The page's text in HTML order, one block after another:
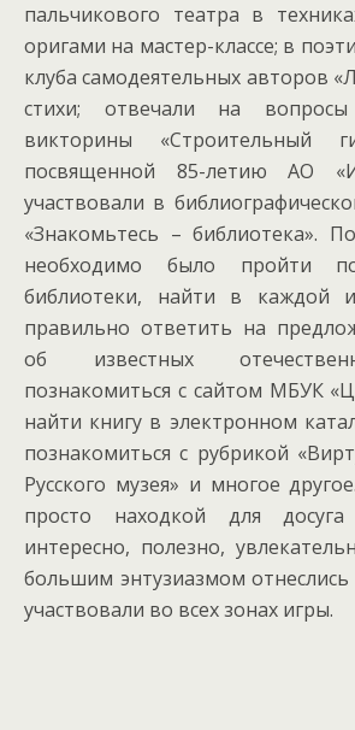
пальчикового театра в
оригами на мастер-классе; в
клуба самодеятельных авторов
стихи; отвечали на вопросы
викторины «Строительный
посвященной 85-летию АО
участвовали в
«Знакомьтесь – библиотека».
необходимо было пройти
библиотеки, найти в каждой
правильно ответить на
об известных
познакомиться с сайтом МБУК
найти книгу в электронном
познакомиться с рубрикой
Русского музея» и многое
просто находкой для
интересно, полезно,
большим энтузиазмом
участвовали во всех зонах игры.